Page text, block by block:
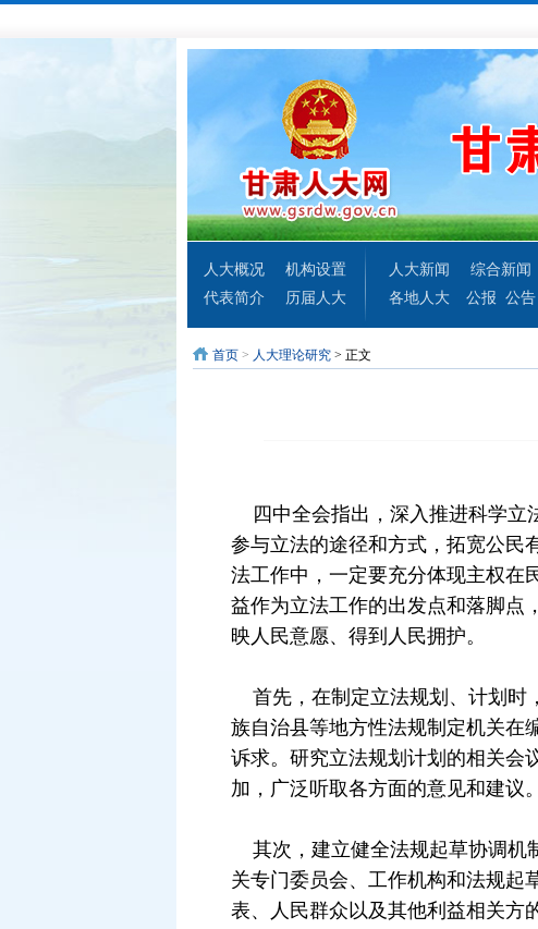
人大概况
机构设置
代表简介
历届人大
人大新闻
综合新闻
各地人大
公报 公告
首页 > 人大理论研究 > 正文
四中全会指出，深入推进科学立
参与立法的途径和方式，拓宽公民
法工作中，一定要充分体现主权在
益作为立法工作的出发点和落脚点
映人民意愿、得到人民拥护。
首先，在制定立法规划、计划时
族自治县等地方性法规制定机关在
诉求。研究立法规划计划的相关会
加，广泛听取各方面的意见和建议。
其次，建立健全法规起草协调机
关专门委员会、工作机构和法规起
表、人民群众以及其他利益相关方